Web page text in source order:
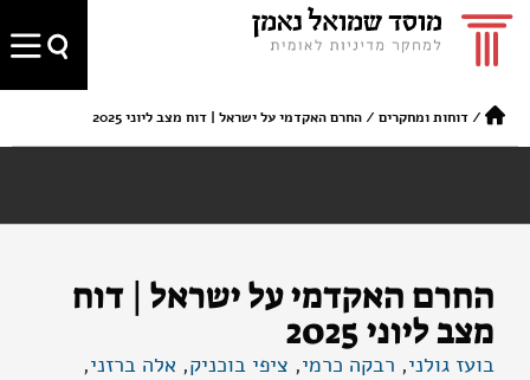
/דוחות ומחקרים /החרם האקדמי על ישראל | דוח מצב ליוני 2025
החרם האקדמי על ישראל | דוח
מצב ליוני 2025
בועז גולני, רבקה כרמי, ציפי בוכניק, אלה ברזני,